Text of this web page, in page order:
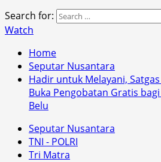
Search for:
Watch
Home
Seputar Nusantara
Hadir untuk Melayani,
Buka Pengobatan Gratis
Belu
Seputar Nusantara
TNI - POLRI
Tri Matra